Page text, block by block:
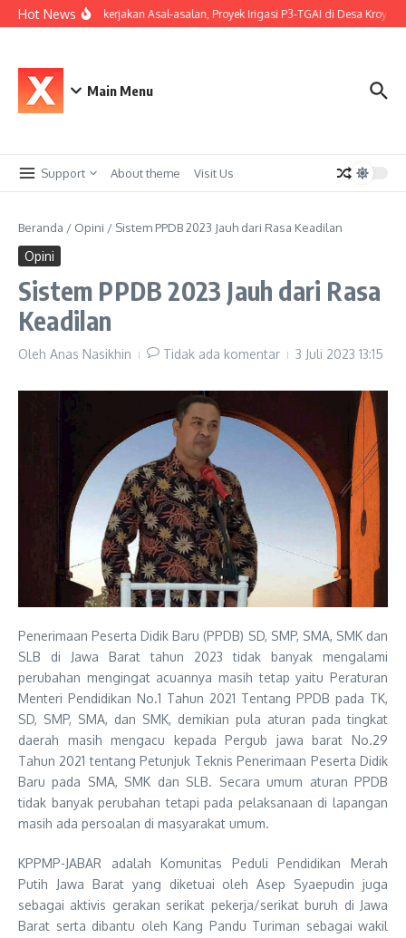
Lewati ke konten
Hot News
Diduga Dikerjakan Asal-asalan, Proyek Irigasi P3-TGAI di Desa Kroya
Main Menu
Support About theme Visit Us
Beranda / Opini / Sistem PPDB 2023 Jauh dari Rasa Keadilan
Opini
Sistem PPDB 2023 Jauh dari Rasa
Keadilan
Oleh Anas Nasikhin Tidak ada komentar 3 Juli 2023 13:15
Penerimaan Peserta Didik Baru (PPDB) SD, SMP, SMA, SMK dan
SLB di Jawa Barat tahun 2023 tidak banyak mengalami
perubahan mengingat acuannya masih tetap yaitu Peraturan
Menteri Pendidikan No.1 Tahun 2021 Tentang PPDB pada TK,
SD, SMP, SMA, dan SMK, demikian pula aturan pada tingkat
daerah masih mengacu kepada Pergub jawa barat No.29
Tahun 2021 tentang Petunjuk Teknis Penerimaan Peserta Didik
Baru pada SMA, SMK dan SLB. Secara umum aturan PPDB
tidak banyak perubahan tetapi pada pelaksanaan di lapangan
masih ada persoalan di masyarakat umum.
KPPMP-JABAR adalah Komunitas Peduli Pendidikan Merah
Putih Jawa Barat yang diketuai oleh Asep Syaepudin juga
sebagai aktivis gerakan serikat pekerja/serikat buruh di Jawa
Barat serta dibantu oleh Kang Pandu Turiman sebagai wakil